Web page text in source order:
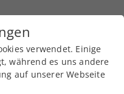
verwendet. Einige
während es uns andere
auf unserer Webseite